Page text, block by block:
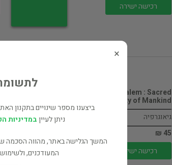
רכישה ישירה
Jerusalem : Sacred
City of Mankind
גיאוגרפיה
45 ₪
רכישה ישירה
×
ביצענו מספר שינויים בתקנון
ניתן לעייןבמדיניות
המשך הגלישה באתר, מהווה הסכמה
המעודכנים,